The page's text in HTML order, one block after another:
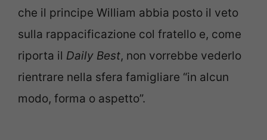
che il principe William abbia posto il veto
sulla rappacificazione col fratello e, come
riporta il Daily Best, non vorrebbe vederlo
rientrare nella sfera famigliare “in alcun
modo, forma o aspetto”.